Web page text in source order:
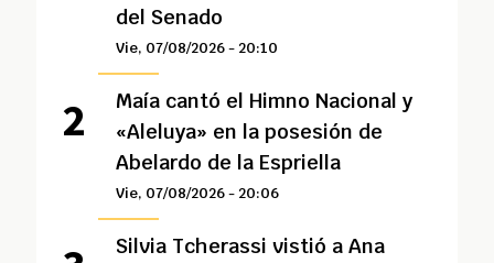
del Senado
Vie, 07/08/2026 - 20:10
Maía cantó el Himno Nacional y
«Aleluya» en la posesión de
Abelardo de la Espriella
Vie, 07/08/2026 - 20:06
Silvia Tcherassi vistió a Ana